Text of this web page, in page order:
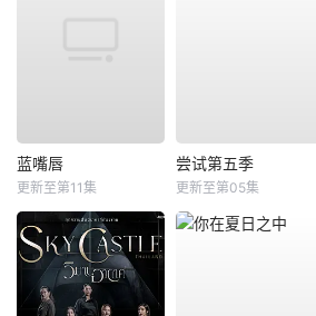
蓝嘴唇
更新至第11集
尝试第五季
更新至第05集